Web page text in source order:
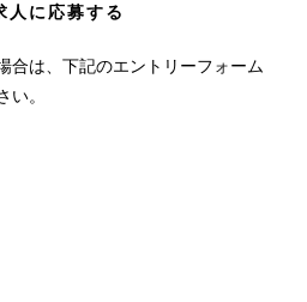
人に応募する
合は、下記のエントリーフォーム
い。